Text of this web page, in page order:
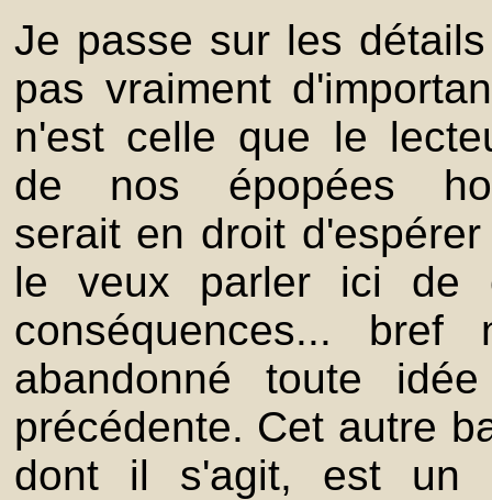
Je passe sur les
pas vraiment
n'est celle que le
de nos épopées
serait en droit
le veux parler ici de
conséquences...
abandonné toute
précédente. Cet autre
dont il s'agit, est un